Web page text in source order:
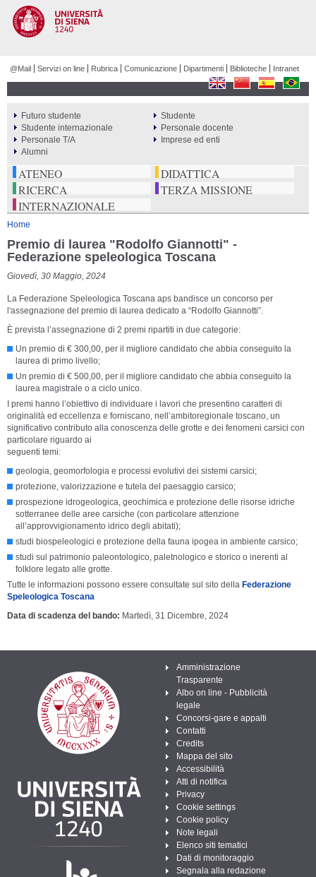
@Mail Servizi on line Rubrica Comunicazione Dipartimenti Biblioteche Intranet
ATENEO
DIDATTICA
RICERCA
TERZA MISSIONE
INTERNAZIONALE
PERCORSI
Futuro studente
Studente
Studente internazionale
Personale docente
Personale T/A
Imprese ed enti
Alumni
Tu sei qui
Home
Premio di laurea "Rodolfo Giannotti" -
Federazione speleologica Toscana
Giovedì, 30 Maggio, 2024
La Federazione Speleologica Toscana aps bandisce un concorso per
l'assegnazione del premio di laurea dedicato a “Rodolfo Giannotti”.
È prevista l’assegnazione di 2 premi ripartiti in due categorie:
Un premio di € 300,00, per il migliore candidato che abbia conseguito la
laurea di primo livello;
Un premio di € 500,00, per il migliore candidato che abbia conseguito la
laurea magistrale o a ciclo unico.
I premi hanno l’obiettivo di individuare i lavori che presentino caratteri di
originalità ed eccellenza e forniscano, nell’ambitoregionale toscano, un
significativo contributo alla conoscenza delle grotte e dei fenomeni carsici con
particolare riguardo ai
seguenti temi:
geologia, geomorfologia e processi evolutivi dei sistemi carsici;
protezione, valorizzazione e tutela del paesaggio carsico;
prospezione idrogeologica, geochimica e protezione delle risorse idriche
sotterranee delle aree carsiche (con particolare attenzione
all’approvvigionamento idrico degli abitati);
studi biospeleologici e protezione della fauna ipogea in ambiente carsico;
studi sul patrimonio paleontologico, paletnologico e storico o inerenti al
folklore legato alle grotte.
Tutte le informazioni possono essere consultate sul sito della Federazione
Speleologica Toscana
Data di scadenza del bando Martedì, 31 Dicembre, 2024
Amministrazione
Trasparente
Albo on line - Pubblicità
legale
Concorsi-gare e appalti
Contatti
Credits
Mappa del sito
Accessibilità
Atti di notifica
Privacy
Cookie settings
Cookie policy
Note legali
Elenco siti tematici
Dati di monitoraggio
Segnala alla redazione